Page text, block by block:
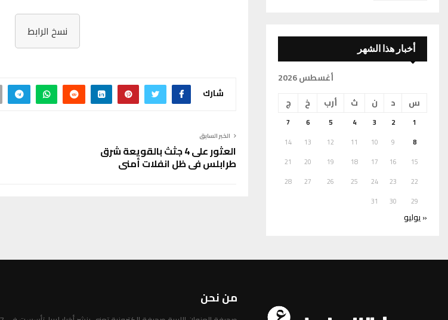
نسخ الرابط
شارك
الخبر السابق
العثور على 4 جثث بالقويعة شرق
طرابلس في ظل انفلات أمني
أخبار هذا الشهر
أغسطس 2026
س
د ن ث أرب خ ج
1
2
3
4
5
6
7
8
9
10
11
12
13
14
15
16
17
18
19
20
21
22
23
24
25
26
27
28
29
30
31
« يوليو
من نحن